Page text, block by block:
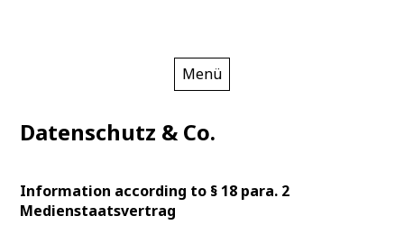
Die Boardhelden
Alles für Dein virtuelles Whiteboard!
Menü
Datenschutz & Co.
Information according to § 18 para. 2
Medienstaatsvertrag